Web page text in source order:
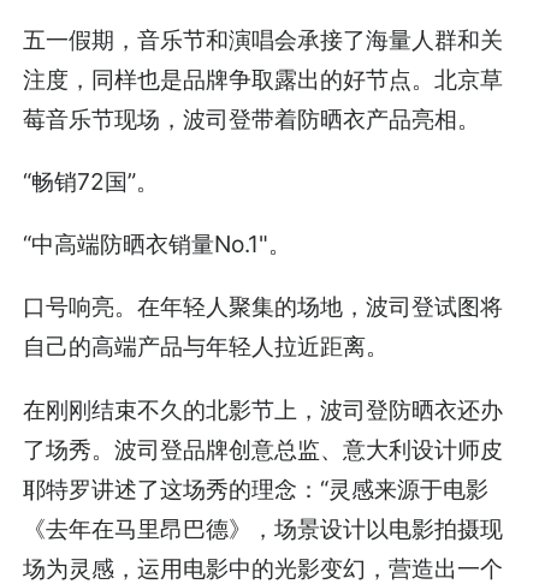
五一假期，音乐节和演唱会承接了海量人群和关
注度，同样也是品牌争取露出的好节点。北京草
莓音乐节现场，波司登带着防晒衣产品亮相。
“畅销72国”。
“中高端防晒衣销量No.1"。
口号响亮。在年轻人聚集的场地，波司登试图将
自己的高端产品与年轻人拉近距离。
在刚刚结束不久的北影节上，波司登防晒衣还办
了场秀。波司登品牌创意总监、意大利设计师皮
耶特罗讲述了这场秀的理念：“灵感来源于电影
《去年在马里昂巴德》，场景设计以电影拍摄现
场为灵感，运用电影中的光影变幻，营造出一个